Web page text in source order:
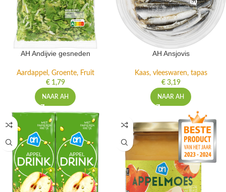
AH Andijvie gesneden
Aardappel, Groente, Fruit
€1,79
NAAR AH
AH Ansjovis
Kaas, vleeswaren, tapas
€3,19
NAAR AH